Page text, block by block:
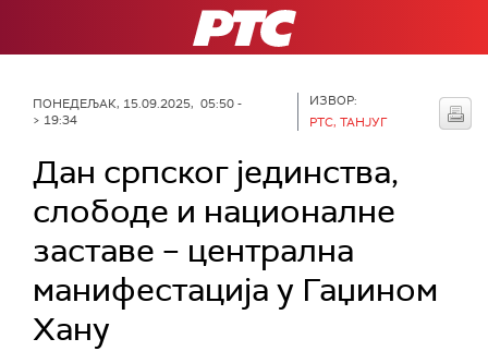
РТС
ПОНЕДЕЉАК, 15.09.2025, 05:50 -
> 19:34
ИЗВОР:
РТС, ТАНЈУГ
Дан српског јединства,
слободе и националне
заставе – централна
манифестација у Гаџином
Хану